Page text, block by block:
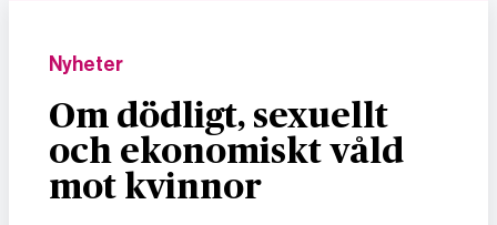
Nyheter
Om dödligt, sexuellt
och ekonomiskt våld
mot kvinnor